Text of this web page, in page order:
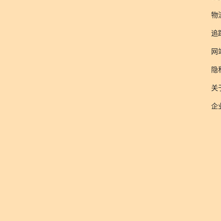
物
追
网
隐
关
企